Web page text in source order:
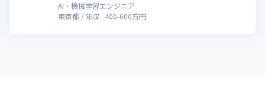
AI・機械学習エンジニア
東京都
年収 : 400-600万円